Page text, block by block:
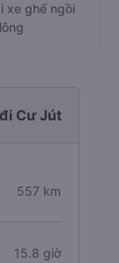
xe ghế ngồi
Cư Jút
557 km
15.8 giờ